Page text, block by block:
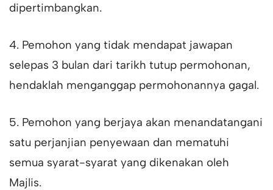
dipertimbangkan.
4. Pemohon yang tidak mendapat jawapan
selepas 3 bulan dari tarikh tutup permohonan,
hendaklah menganggap permohonannya gagal.
5. Pemohon yang berjaya akan menandatangani
satu perjanjian penyewaan dan mematuhi
semua syarat-syarat yang dikenakan oleh
Majlis.